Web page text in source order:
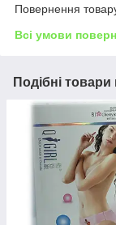
Повернення
Всі умови
Подібні товари